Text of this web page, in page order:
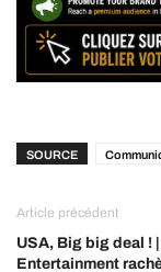
SOURCE
Article précédent
USA, Big big deal !
Entertainment